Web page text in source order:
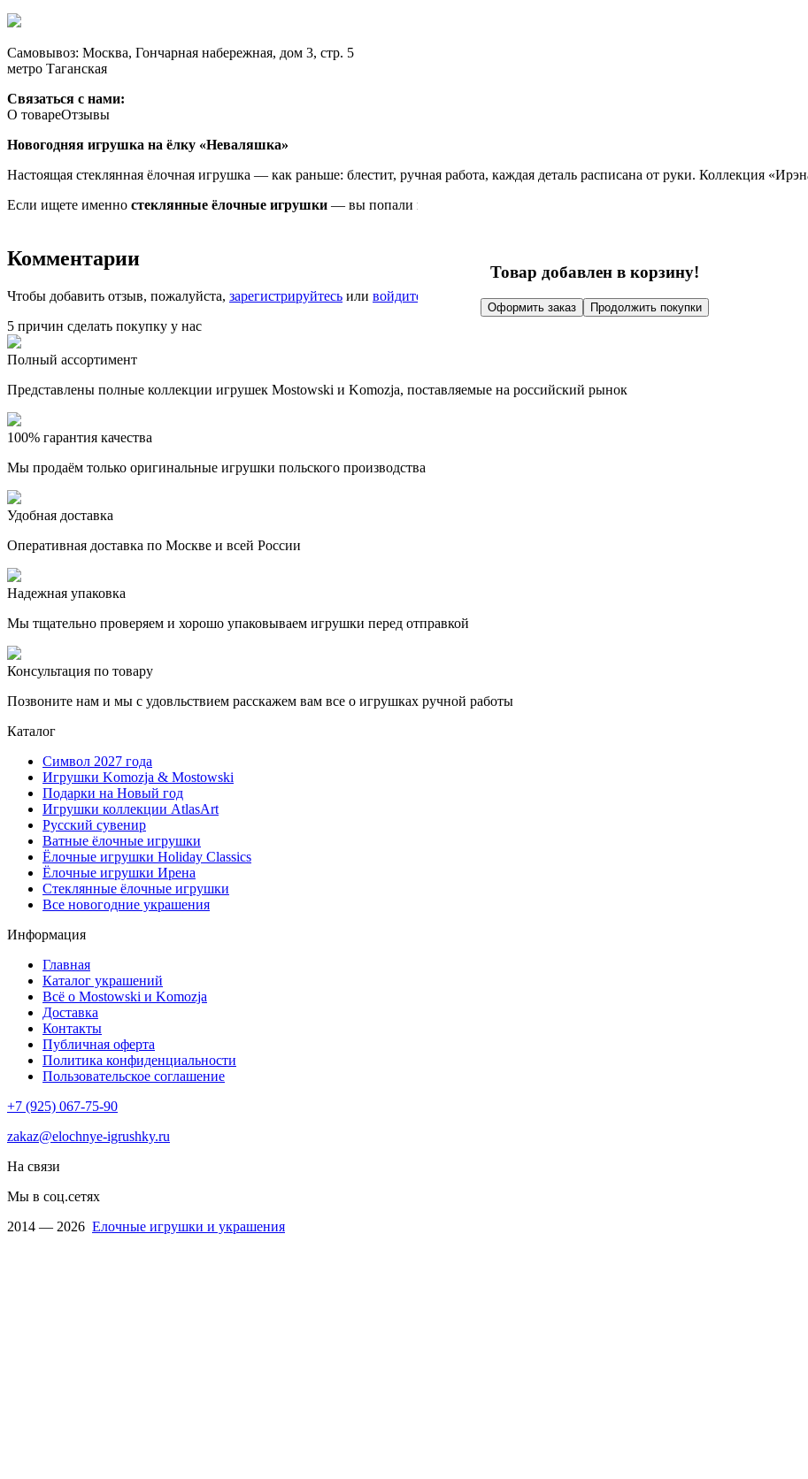
Самовывоз: Москва, Гончарная набережная, дом 3, стр. 5
метро Таганская
Связаться с нами:
О товареОтзывы
Новогодняя игрушка на ёлку «Неваляшка»
Настоящая стеклянная ёлочная игрушка — как раньше: блестит, ручная работа, каждая деталь расписана от руки. Коллекция
Если ищете именно стеклянные ёлочные игрушки — вы попали в нужное место.
Комментарии
Чтобы добавить отзыв, пожалуйста, зарегистрируйтесь или войдите
5 причин сделать покупку у нас
Полный ассортимент
Представлены полные коллекции игрушек Mostowski и Komozja, поставляемые на российский рынок
100% гарантия качества
Мы продаём только оригинальные игрушки польского производства
Удобная доставка
Оперативная доставка по Москве и всей России
Надежная упаковка
Мы тщательно проверяем и хорошо упаковываем игрушки перед отправкой
Консультация по товару
Позвоните нам и мы с удовльствием расскажем вам все о игрушках ручной работы
Каталог
Символ 2027 года
Игрушки Komozja & Mostowski
Подарки на Новый год
Игрушки коллекции AtlasArt
Русский сувенир
Ватные ёлочные игрушки
Ёлочные игрушки Holiday Classics
Ëлочные игрушки Ирена
Стеклянные ёлочные игрушки
Все новогодние украшения
Информация
Главная
Каталог украшений
Всё о Mostowski и Komozja
Доставка
Контакты
Публичная оферта
Политика конфиденциальности
Пользовательское соглашение
+7 (925) 067-75-90
zakaz@elochnye-igrushky.ru
На связи
Мы в соц.сетях
2014 — 2026 Елочные игрушки и украшения
Товар добавлен в корзину!
Оформить заказ Продолжить покупки